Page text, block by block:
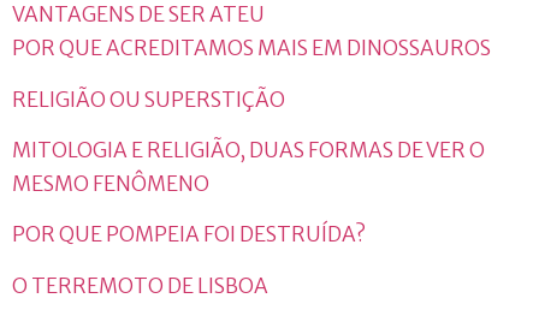
VANTAGENS DE SER ATEU
POR QUE ACREDITAMOS MAIS EM DINOSSAUROS
RELIGIÃO OU SUPERSTIÇÃO
MITOLOGIA E RELIGIÃO, DUAS FORMAS DE VER O
MESMO FENÔMENO
POR QUE POMPEIA FOI DESTRUÍDA?
O TERREMOTO DE LISBOA